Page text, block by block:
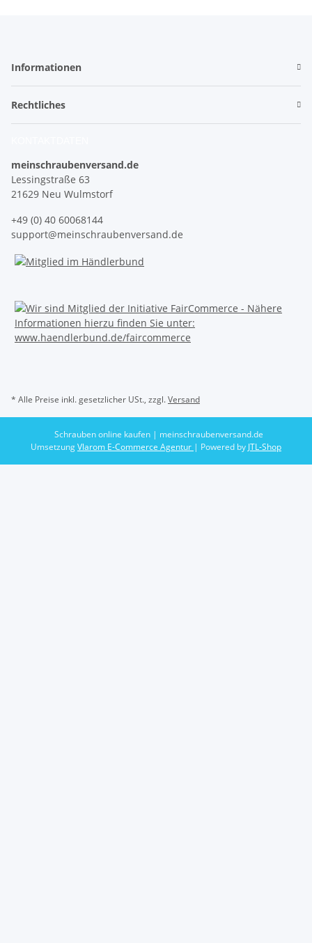
Informationen
Rechtliches
meinschraubenversand.de
Lessingstraße 63
21629 Neu Wulmstorf
+49 (0) 40 60068144
support@meinschraubenversand.de
* Alle Preise inkl. gesetzlicher USt., zzgl.Versand
Schrauben online kaufen | meinschraubenversand.de
UmsetzungVlarom E-Commerce Agentur | Powered by JTL-Shop